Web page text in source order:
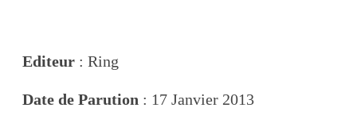
Editeur : Ring
Date de Parution : 17 Janvier 2013